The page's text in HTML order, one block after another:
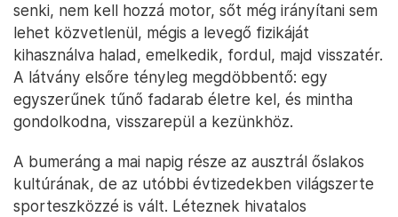
senki, nem kell hozzá motor, sőt még irányítani sem
lehet közvetlenül, mégis a levegő fizikáját
kihasználva halad, emelkedik, fordul, majd visszatér.
A látvány elsőre tényleg megdöbbentő: egy
egyszerűnek tűnő fadarab életre kel, és mintha
gondolkodna, visszarepül a kezünkhöz.
A bumeráng a mai napig része az ausztrál őslakos
kultúrának, de az utóbbi évtizedekben világszerte
sporteszközzé is vált. Léteznek hivatalos